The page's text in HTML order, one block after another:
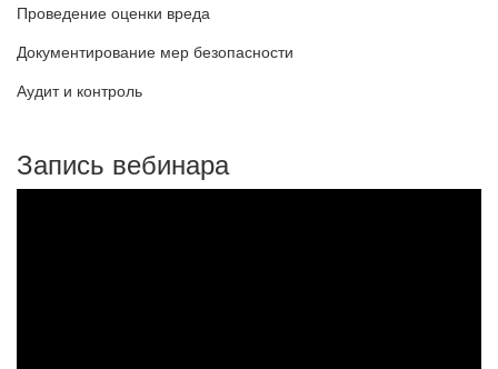
Проведение оценки вреда
Документирование мер безопасности
Аудит и контроль
Запись вебинара